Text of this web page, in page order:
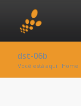
dst-06b
Você está aqui: Home